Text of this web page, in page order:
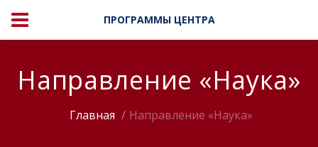
ПРОГРАММЫ ЦЕНТРА
Направление «Наука»
Главная Направление «Наука»